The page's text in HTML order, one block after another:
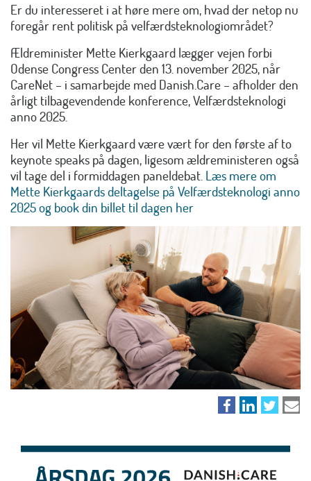
Er du interesseret i at høre mere om, hvad der netop nu
foregår rent politisk på velfærdsteknologiområdet?
Ældreminister Mette Kierkgaard lægger vejen forbi
Odense Congress Center den 13. november 2025, når
CareNet – i samarbejde med Danish.Care – afholder den
årligt tilbagevendende konference, Velfærdsteknologi
anno 2025.
Her vil Mette Kierkgaard være vært for den første af to
keynote speaks på dagen, ligesom ældreministeren også
vil tage del i formiddagen paneldebat. Læs mere om
Mette Kierkgaards deltagelse på Velfærdsteknologi anno
2025 og book din billet til dagen her